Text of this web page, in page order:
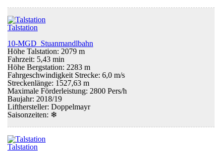
Talstation
10-MGD Stuanmandlbahn
Höhe Talstation: 2079 m
Fahrzeit: 5,43 min
Höhe Bergstation: 2283 m
Fahrgeschwindigkeit Strecke: 6,0 m/s
Streckenlänge: 1527,63 m
Maximale Förderleistung: 2800 Pers/h
Baujahr: 2018/19
Lifthersteller: Doppelmayr
Saisonzeiten: ❄
Talstation